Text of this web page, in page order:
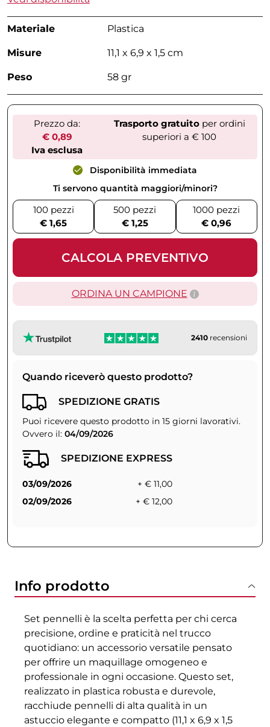
Materiale Plastica
Misure 11,1 x 6,9 x 1,5 cm
Peso 58 gr
Prezzo da:
€ 0,89
Iva esclusa
Trasporto gratuitoper ordini
superiori a € 100
Disponibilità immediata
Ti servono quantità maggiori/minori?
100 pezzi
€ 1,65
500 pezzi
€ 1,25
1000 pezzi
€ 0,96
CALCOLA PREVENTIVO
ORDINA UN CAMPIONE
2410 recensioni
Quando riceverò questo prodotto?
SPEDIZIONE GRATIS
Puoi ricevere questo prodotto in 15 giorni lavorativi.
Ovvero il: 04/09/2026
SPEDIZIONE EXPRESS
03/09/2026
+ € 11,00
02/09/2026
+ € 12,00
Info prodotto
Set pennelli è la scelta perfetta per chi cerca
precisione, ordine e praticità nel trucco
quotidiano: un accessorio versatile pensato
per offrire un maquillage omogeneo e
professionale in ogni occasione. Questo set,
realizzato in plastica robusta e durevole,
racchiude pennelli di alta qualità in un
astuccio elegante e compatto (11,1 x 6,9 x 1,5